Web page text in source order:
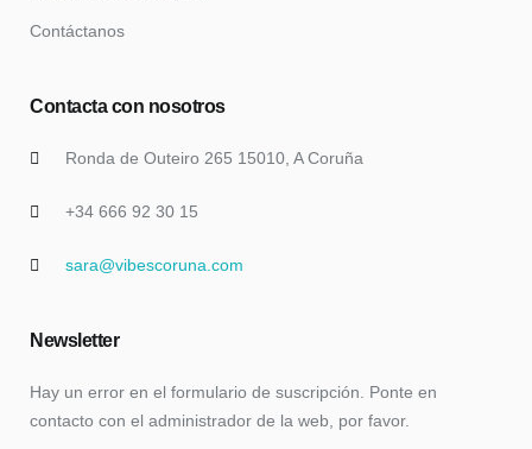
Contáctanos
Contacta con nosotros
Ronda de Outeiro 265 15010, A Coruña
+34 666 92 30 15
sara@vibescoruna.com
Newsletter
Hay un error en el formulario de suscripción. Ponte en
contacto con el administrador de la web, por favor.